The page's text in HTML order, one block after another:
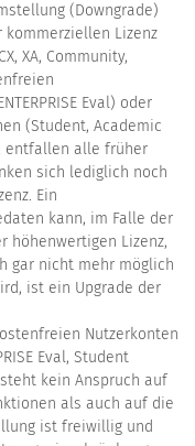
(Downgrade)
kommerziellen Lizenz
XA, Community,
Eval) oder
(Student, Academic
entfallen alle früher
sich lediglich noch
Ein
kann, im Falle der
höhenwertigen Lizenz,
gar nicht mehr möglich
ist ein Upgrade der
Nutzerkonten
Eval, Student
kein Anspruch auf
als auch auf die
ist freiwillig und